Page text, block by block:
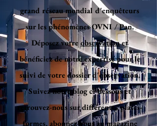
grand réseau mondial d'enquêteurs
sur les phénomènes OVNI / Pan.
Déposez votreobservationet
bénéficiez de notre expertise pour le
suivi de votre dossier d'observation.
Suivez notre blog ci-dessous et
retrouvez-nous sur différentes plates-
formes, abonnez-vous au magazine